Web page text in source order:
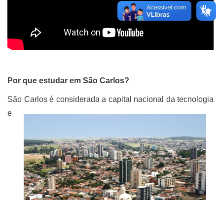
Por que estudar em São Carlos?
São Carlosé considerada a capital nacional da tecnologia
e